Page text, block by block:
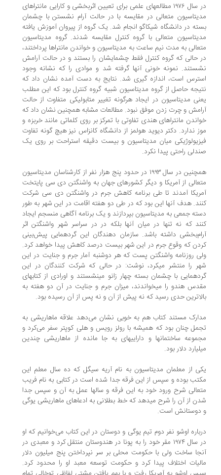
در سال ۱۹۷۶ مطالعهای علمی برای تعیین اثربخشی و کارایی مانتراهای
متعالی در مقایسه با در حالت آرام نشستن با چشمان
در دانشگاه شیکاگو انجام شد. یک گروه از پیروان آموزش یافته
متعالی با گروه کنترل مقایسه شدند. گروه مدیتاسیون
به مدت نیم ساعت به مدیتاسیون و خواندن مانتراها پرداختند،
حالی که گروه کنترل فقط چشمایشان را بستند و در حالت آرامش
نمونه خونی آنها گرفته شد و موادی را که نشانه وجود
است، اندازه گیری شد. نتایج به دست آمده نشان داد که
حاصل از گروه مدیتاسیون شبیه گروه کنترل بود که این مطلب
مدیتاسیون در ایجاد هرگونه تغییر متابولیکی متفاوت از حالت
و چرت زدن موفق نبود. مطالعات مشابه همچنین نشان داد که
مانتراهای هندی تفاوتی با تمرکز بر روی کلماتی مانند خربزه و
ندارد. دکتر دیوید هولمز از دانشگاه کانزاس نیز هیچ گونه تفاوت
میان مدیتاسیون و بیست دقیقه استراحت بر روی یک
راحتی پیدا نکرد.
همچنین در سال ۱۹۹۳ در حدود پنج هزار نفر از کارشناسان مدیتاسیون
از آمریکا و دیگر کشورهای جهان به واشنگتن دی سی پایتخت
آمدند تا طی برنامه کاهش جرم در واشنگتن دی سی شرکت
هدف آنها این بود که در طی دو هفته اقامت در این شهر به طور
جمعی به مدیتاسیون بپردازند و یک برنامه آگاهی منسجم ایجاد
که نه تنها در میان آنها بلکه در در سراسر شهر واشنگتن اثر
داشته باشد. سازمان دهندگان این گردهمایی پیش‌بینی
که وقوع جرم در این شهر بیست درصد کاهش پیدا خواهد کرد.
روزنامه واشنگتن پست که هر دوشنبه آمار جرم و جنایت در این
را منتشر میکرد، نوشت: در حالی که شرکت کنندگان در این
با چشمان بسته چهار زانو مینشستند و اورادی از کتابهای
هندو را میخواندند، میزان جرم و جنایت در آن دو هفته به
حدی رسید که نه پیش از آن و نه پس از آن رسیده بود.
مستند کتاب هم به خوبی نشان می‌دهد علاقه ماهاریشی به
چنان بود که همیشه با رولز رویس و هلی کوپتر سفر می‌کرد و
ساختمانها و داراییهای به جا مانده از ماهاریشی چندین
دلار بود.
از معلمان مدیتاسیون به نام آریه سیگل که ده سال معلم این
بوده و سپس از این فرقه جدا شده است در کتابی به نام فریب
شرح ورود خود به این فرقه و سالها عمل به آن و سپس جدا
از آن را شرح میدهد که خط بطلانی به ادعاهای ماهاریشی یوگی
دوستانش است.
اوشو نفر دوم تیم یوگی و دوستان در این کتاب می‌خوانیم که او
در سال ۱۹۷۴ مقر خود را به پونا در هندوستان منتقل کرد و معبدی در
ساخت ولی با حکومت محلی بر سر نپرداختن پنج میلیون دلار
اختلاف پیدا کرد و حکومت توسعه معبد او را محدود کرد.